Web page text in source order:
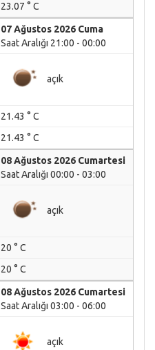
23.07 ° C
07 Ağustos 2026 Cuma
Saat Aralığı 21:00 - 00:00
açık
21.43 ° C
21.43 ° C
08 Ağustos 2026 Cumartesi
Saat Aralığı 00:00 - 03:00
açık
20 ° C
20 ° C
08 Ağustos 2026 Cumartesi
Saat Aralığı 03:00 - 06:00
açık